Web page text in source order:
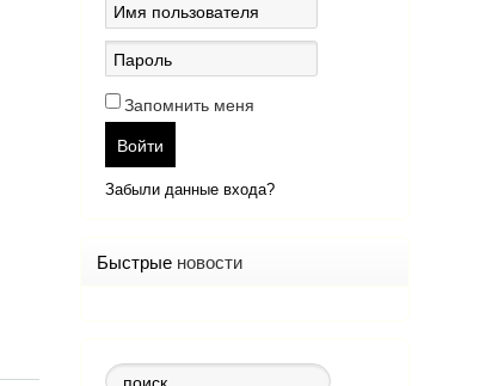
Запомнить меня
Войти
Забыли данные входа?
Быстрые новости
Поиск